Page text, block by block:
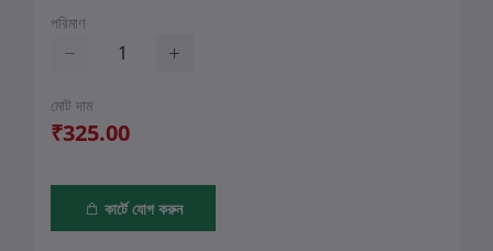
পরিমাণ
মোট দাম
₹325.00
কার্টে যোগ করুন